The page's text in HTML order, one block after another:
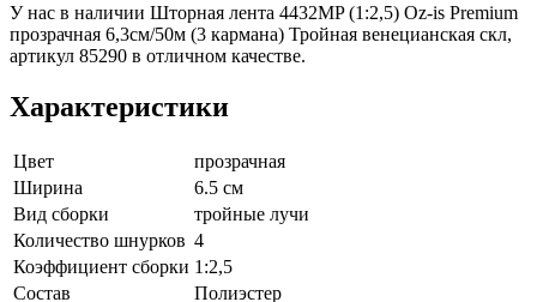
У нас в наличии Шторная лента 4432MP (1:2,5) Oz-is Premium
прозрачная 6,3см/50м (3 кармана) Тройная венецианская скл,
артикул 85290 в отличном качестве.
Характеристики
Цвет
прозрачная
Ширина
6.5 см
Вид сборки
тройные лучи
Количество шнурков 4
Коэффициент сборки 1:2,5
Состав
Полиэстер